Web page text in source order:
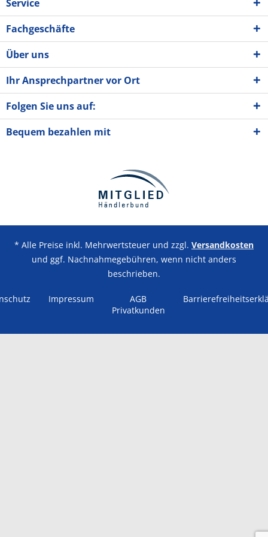
Service
Fachgeschäfte
Über uns
Ihr Ansprechpartner vor Ort
Folgen Sie uns auf:
Bequem bezahlen mit
* Alle Preise inkl. Mehrwertsteuer und zzgl. Versandkosten
und ggf. Nachnahmegebühren, wenn nicht anders
beschrieben.
Impressum
AGB
Privatkunden